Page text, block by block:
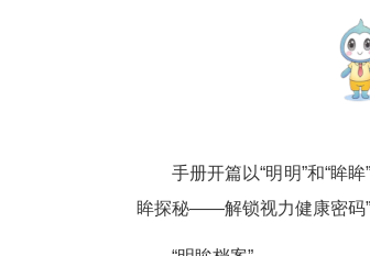
1月10日上午课
说：“这本手册内
能让我的视力有所
区所有小学生在寒